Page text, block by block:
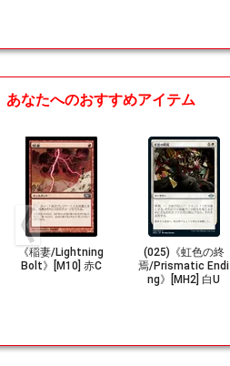
あなたへのおすすめアイテム
《稲妻/Lightning
Bolt》[M10] 赤C
(025)《虹色の終
焉/Prismatic Endi
ng》[MH2] 白U